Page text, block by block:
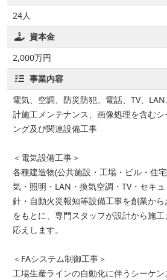
24人
資本金
2,000万円
事業内容
電気、空調、防災防犯、電話、TV、
計施工メンテナンス、画像処理を含む
ング及び関連設備工事
＜電気設備工事＞
各種建造物(公共施設・工場・ビル・住
気・照明・LAN・換気空調・TV・セキ
針・自動火災報知等設備工事を創業か
をもとに、専門スタッフが設計から施
応えします。
＜FAシステム制御工事＞
工場生産ラインの自動化に伴うシーケ